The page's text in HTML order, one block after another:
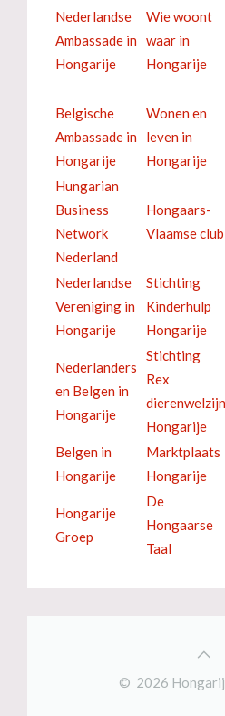
Nederlandse
Ambassade in
Hongarije
Wie woont
waar in
Hongarije
Belgische
Ambassade in
Hongarije
Wonen en
leven in
Hongarije
Hungarian
Business
Network
Nederland
Hongaars-
Vlaamse club
Nederlandse
Vereniging in
Hongarije
Stichting
Kinderhulp
Hongarije
Nederlanders
en Belgen in
Hongarije
Stichting
Rex
dierenwelzijn
Hongarije
Belgen in
Hongarije
Marktplaats
Hongarije
Hongarije
Groep
De
Hongaarse
Taal
© 2026